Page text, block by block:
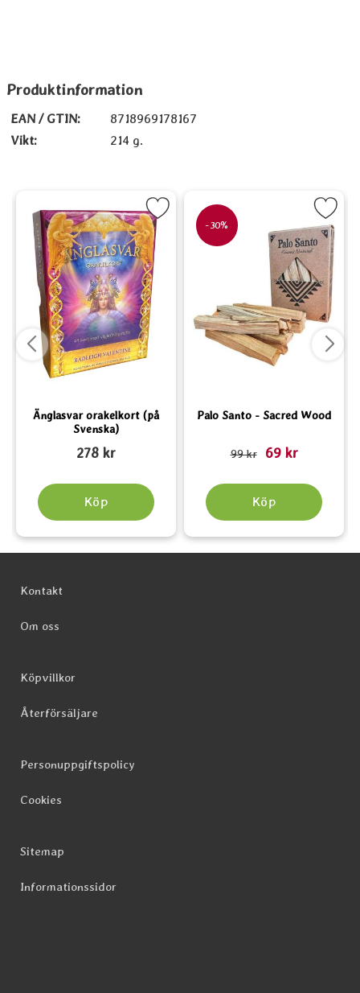
Produktinformation
EAN / GTIN:
8718969178167
Vikt:
214 g.
cm som favorit
Änglasvar orakelkort (på
Svenska)
Art. nr 5075278 kr
Köp
Änglasvar orakelkort (på Svenska) som favorit
-30%
Palo Santo - Sacred Wood
Art. nr 6522tidigare pris
99 kr rea pris
69 kr
Köp
Markera Palo Santo -
Kontakt
Om oss
Köpvillkor
Återförsäljare
Personuppgiftspolicy
Cookies
Sitemap
Informationssidor